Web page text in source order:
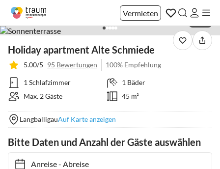
Vermieten
Holiday apartment Alte Schmiede
5.00/5 95 Bewertungen 100% Empfehlung
1 Schlafzimmer
1 Bäder
Max. 2 Gäste
45 m²
LangballigauAuf Karte anzeigen
Bitte Daten und Anzahl der Gäste auswählen
Anreise- Abreise